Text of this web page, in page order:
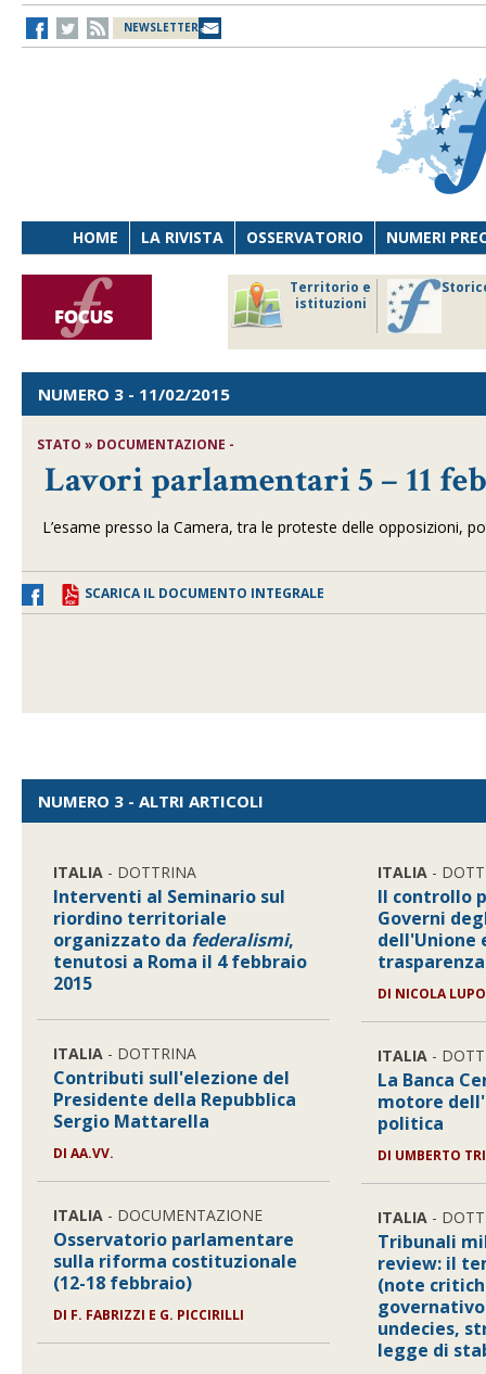
NEWSLETTER
HOME LA RIVISTA OSSERVATORIO NUMERI
Territorio e
istituzioni
NUMERO 3 - 11/02/2015
STATO » DOCUMENTAZIONE -
Lavori parlamentari 5 – 11
L’esame presso la Camera, tra le proteste delle opposizioni,
SCARICA IL DOCUMENTO INTEGRALE
NUMERO 3 - ALTRI ARTICOLI
ITALIA - DOTTRINA
Interventi al Seminario sul
riordino territoriale
organizzato da federalismi,
tenutosi a Roma il 4 febbraio
2015
ITALIA - DOTTRINA
Contributi sull'elezione del
Presidente della Repubblica
Sergio Mattarella
DIAA.VV.
ITALIA - DOCUMENTAZIONE
Osservatorio parlamentare
sulla riforma costituzionale
(12-18 febbraio)
DI F. FABRIZZI E G. PICCIRILLI
ITALIA -
Il controllo
Governi
dell'Unione
DI NICOLA LUPO
ITALIA -
La Banca
motore
politica
DI UMBERTO
ITALIA -
Tribunali
review: il
(note
governativo
undecies,
legge di